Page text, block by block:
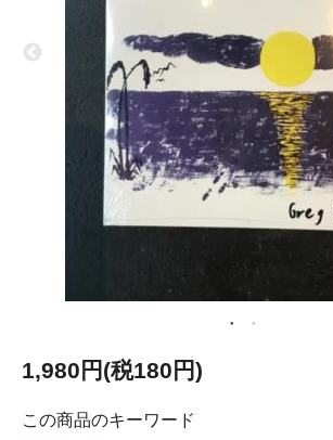
1,980円(税180円)
この商品のキーワード